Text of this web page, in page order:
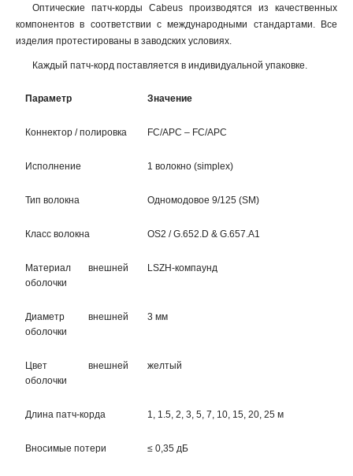
Оптические патч-корды Cabeus производятся из качественных
компонентов в соответствии с международными стандартами. Все
изделия протестированы в заводских условиях.
Каждый патч-корд поставляется в индивидуальной упаковке.
Параметр Значение
Коннектор / полировка FC/APC – FC/APC
Исполнение 1 волокно (simplex)
Тип волокна Одномодовое 9/125 (SM)
Класс волокна OS2 / G.652.D & G.657.A1
Материал внешней
оболочки
LSZH-компаунд
Диаметр внешней
оболочки
3 мм
Цвет внешней
оболочки
желтый
Длина патч-корда 1, 1.5, 2, 3, 5, 7, 10, 15, 20, 25 м
Вносимые потери ≤ 0,35 дБ